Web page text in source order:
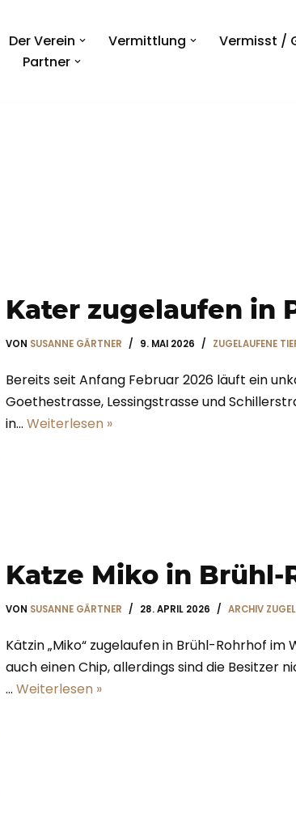
Der Verein Vermittlung Vermisst /
Partner
Kater zugelaufen in
VON SUSANNE GÄRTNER 9. MAI 2026 ZUGELAUFENE
Bereits seit Anfang Februar 2026 läuft ein
Goethestrasse, Lessingstrasse und
in… Weiterlesen »
Katze Miko in
VON SUSANNE GÄRTNER 28. APRIL 2026 ARCHIV
Kätzin „Miko“ zugelaufen in Brühl-Rohrhof
auch einen Chip, allerdings sind die Besitzer
… Weiterlesen »